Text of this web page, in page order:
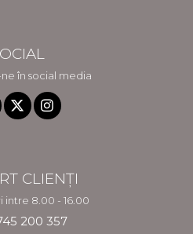
în social media
CLIENȚI
intre 8.00 - 16.00
200 357